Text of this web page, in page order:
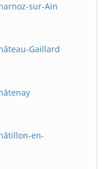
sur-Ain
Gaillard
en-